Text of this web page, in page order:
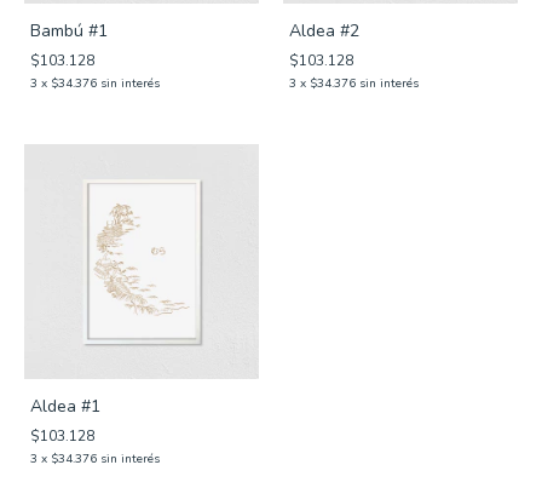
Bambú #1
$103.128
3 x $34.376 sin interés
Aldea #2
$103.128
3 x $34.376 sin interés
Aldea #1
$103.128
3 x $34.376 sin interés